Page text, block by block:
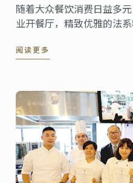
随着大众餐饮消费日益多
业开餐厅，精致优雅的法
带将提供原汁原味的蓝带
阅读更多